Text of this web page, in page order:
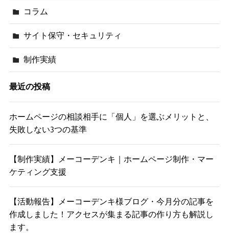
コラム
サイト保守・セキュリティ
制作実績
最近の投稿
ホームページの相談相手に「個人」を選ぶメリットと、
失敗しない3つの基準
【制作実績】メーコーデンキ｜ホームページ制作・マー
ケティング支援
【活動報告】メーコーデンキ様ブログ・今月分の記事を
作成しました！アクセスが集まる記事の作り方も解説し
ます。